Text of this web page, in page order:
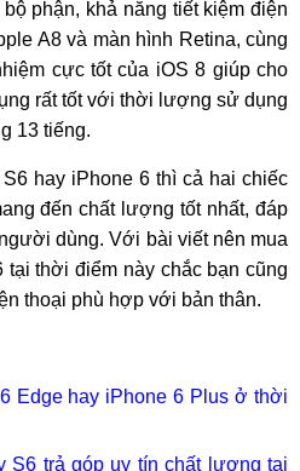
phận, khả năng tiết kiệm điện
A8 và màn hình Retina, cùng
cực tốt của iOS 8 giúp cho
rất tốt với thời lượng sử dụng
13 tiếng.
hay iPhone 6 thì cả hai chiếc
đến chất lượng tốt nhất, đáp
dùng. Với bài viết nên mua
tại thời điểm này chắc bạn cũng
thoại phù hợp với bản thân.
Edge hay iPhone 6 Plus ở thời
S6 trả góp uy tín chất lượng tại